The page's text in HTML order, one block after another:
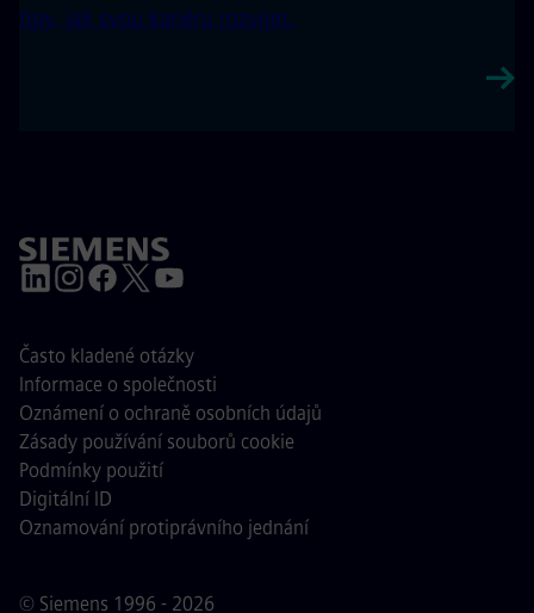
tipy, jak svou kariéru rozvíjet.
© Siemens 1996 - 2026
Často kladené otázky
Informace o společnosti
Oznámení o ochraně osobních údajů
Zásady používání souborů cookie
Podmínky použití
Digitální ID
Oznamování protiprávního jednání